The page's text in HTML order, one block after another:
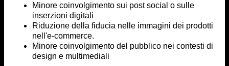
Minore coinvolgimento sui post social o sulle
inserzioni digitali
Riduzione della fiducia nelle immagini dei prodotti
nell'e-commerce.
Minore coinvolgimento del pubblico nei contesti di
design e multimediali